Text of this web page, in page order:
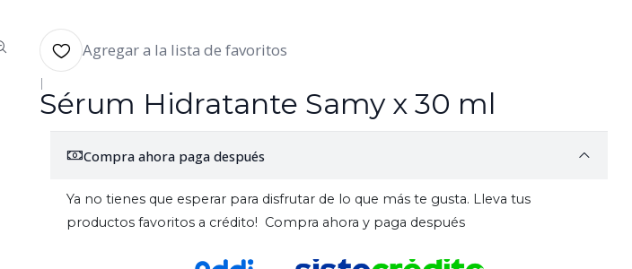
Agregar a la lista de favoritos
|
Sérum Hidratante Samy x 30 ml
Compra ahora paga después
Ya no tienes que esperar para disfrutar de lo que más te gusta. Lleva tus
productos favoritos a crédito! Compra ahora y paga después